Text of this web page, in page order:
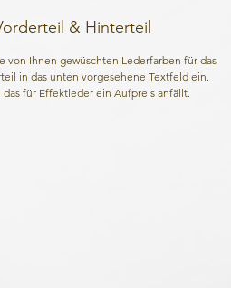
& Hinterteil
von Ihnen gewüschten Lederfarben für das
in das unten vorgesehene Textfeld ein.
für Effektleder ein Aufpreis anfällt.